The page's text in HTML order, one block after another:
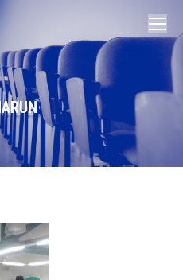
Vous êtes ici :